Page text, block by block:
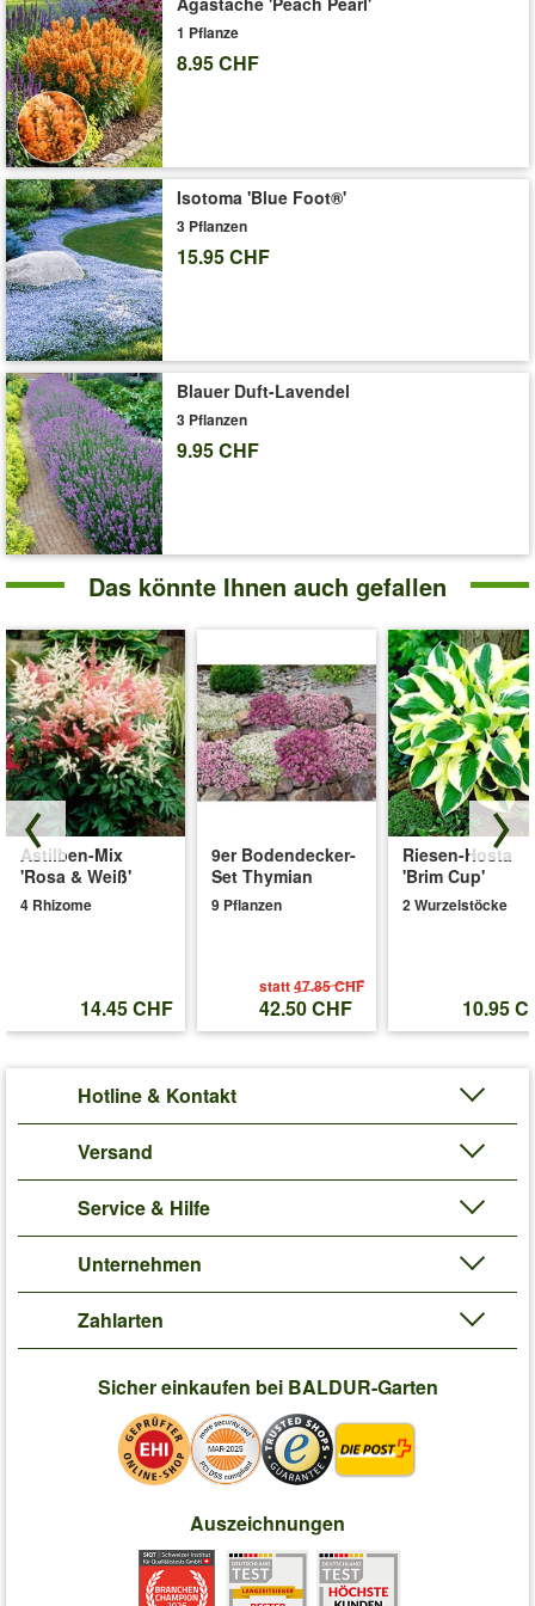
Art.-Nr.:1446
Liefergrösse:9x9 cm-Topf
'Japanische Schmuck-Farn-Kollektion'
1 Pflanze
8.95 CHF
Isotoma 'Blue Foot®'
3 Pflanzen
15.95 CHF
Blauer Duft-Lavendel
3 Pflanzen
9.95 CHF
Das könnte Ihnen auch gefallen
Astilben-Mix
'Rosa & Weiß'
4 Rhizome
14.45 CHF
9er Bodendecker-
Set Thymian
9 Pflanzen
statt47.85 CHF
42.50 CHF
Riesen-Hosta
'Brim Cup'
2 Wurzelstöcke
10.95
Hotline & Kontakt
Versand
Service & Hilfe
Unternehmen
Zahlarten
Sicher einkaufen bei BALDUR-Garten
Auszeichnungen